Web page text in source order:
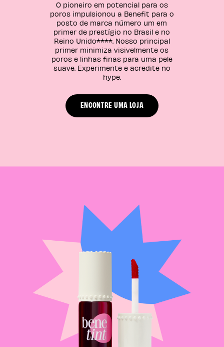
O pioneiro em potencial para os
poros impulsionou a Benefit para o
posto de marca número um em
primer de prestígio no Brasil e no
Reino Unido****. Nosso principal
primer minimiza visivelmente os
poros e linhas finas para uma pele
suave. Experimente e acredite no
hype.
ENCONTRE UMA LOJA